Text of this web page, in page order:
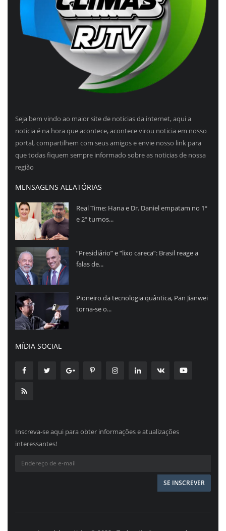
Seja bem vindo ao maior site de noticias da internet, aqui a
noticia é na hora que acontece, acontece virou noticia em nosso
portal, compartilhem com seus amigos e envie nosso link para
que todas fiquem sempre informado sobre as noticias de nossa
região
MENSAGENS ALEATÓRIAS
Real Time: Hana e Dr. Daniel empatam no 1º
e 2º turnos...
“Presidiário” e “lixo careca”: Brasil reage a
falas de...
Pioneiro da tecnologia quântica, Pan Jianwei
torna-se o...
MÍDIA SOCIAL
Inscreva-se aqui para obter informações e atualizações
interessantes!